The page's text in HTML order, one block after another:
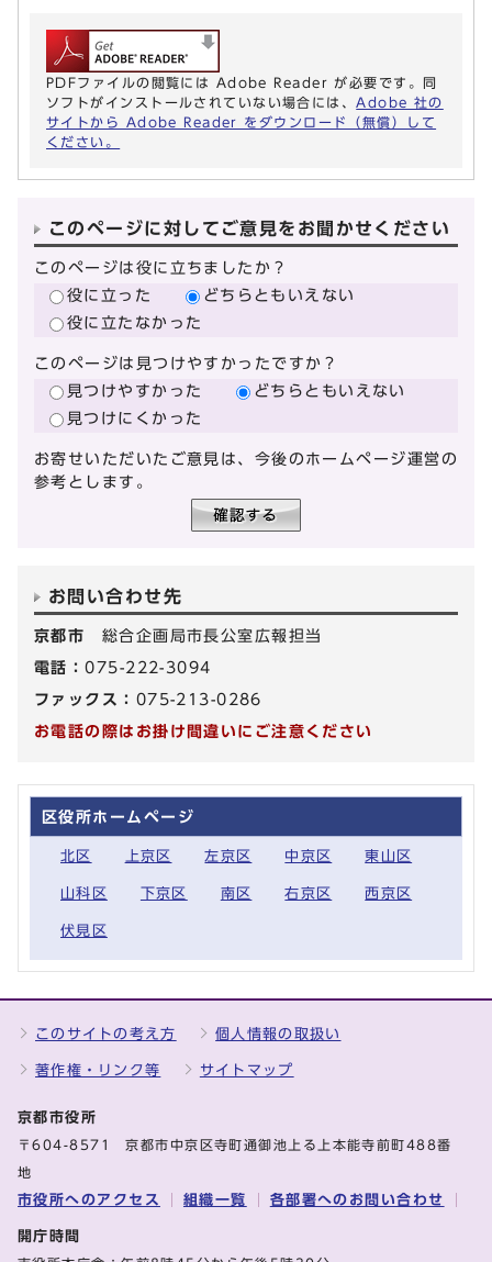
PDFファイルの閲覧には Adobe Reader が必要です。同
ソフトがインストールされていない場合には、 Adobe 社の
サイトから Adobe Reader をダウンロード（無償）して
ください。
このページに対してご意見をお聞かせください
このページは役に立ちましたか？
役に立った
どちらともいえない
役に立たなかった
このページは見つけやすかったですか？
見つけやすかった
どちらともいえない
見つけにくかった
お寄せいただいたご意見は、今後のホームページ運営の
参考とします。
お問い合わせ先
京都市 総合企画局市長公室広報担当
電話：075-222-3094
ファックス： 075-213-0286
お電話の際はお掛け間違いにご注意ください
区役所ホームページ
北区 上京区 左京区 中京区 東山区
山科区 下京区 南区 右京区 西京区
伏見区
このサイトの考え方 個人情報の取扱い
著作権・リンク等 サイトマップ
京都市役所
〒604-8571 京都市中京区寺町通御池上る上本能寺前町488番
地
市役所へのアクセス 組織一覧 各部署へのお問い合わせ
開庁時間